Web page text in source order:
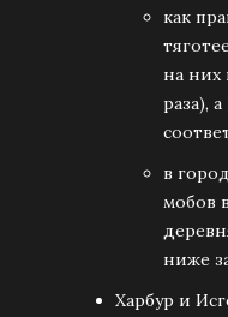
как
на них
раза),
в
мобов
ниже
Харбур и